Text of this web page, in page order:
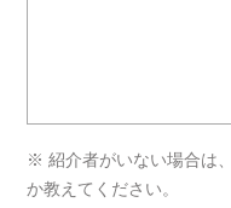
※ 紹介者がいない場合は
か教えてください。